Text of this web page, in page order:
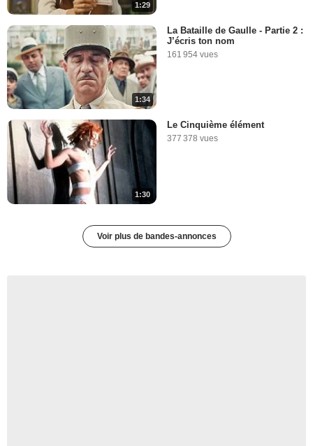
1:29
1:34
La Bataille de Gaulle - Partie 2 :
J’écris ton nom
161 954 vues
1:30
Le Cinquième élément
377 378 vues
Voir plus de bandes-annonces